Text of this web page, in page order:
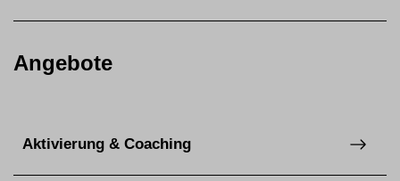
Angebote
Aktivierung & Coaching